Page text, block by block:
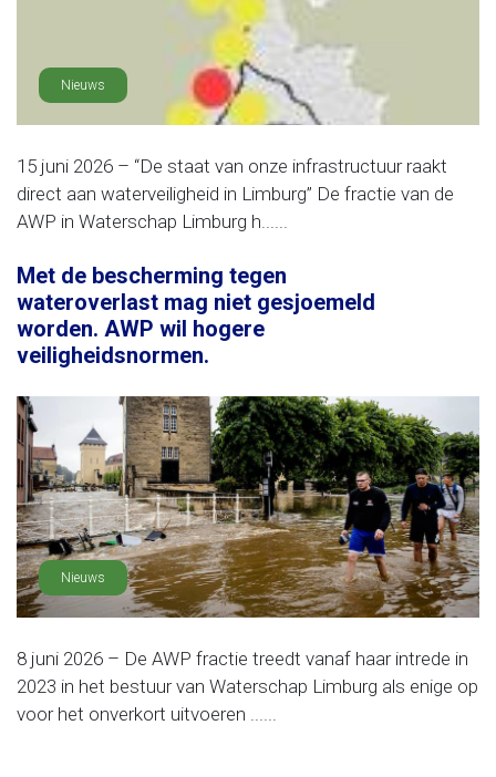
Nieuws
15 juni 2026 – “De staat van onze infrastructuur raakt
direct aan waterveiligheid in Limburg” De fractie van de
AWP in Waterschap Limburg h......
Met de bescherming tegen
wateroverlast mag niet gesjoemeld
worden. AWP wil hogere
veiligheidsnormen.
Nieuws
8 juni 2026 – De AWP fractie treedt vanaf haar intrede in
2023 in het bestuur van Waterschap Limburg als enige op
voor het onverkort uitvoeren ......